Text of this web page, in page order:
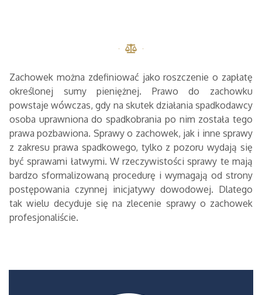
Zachowek można zdefiniować jako roszczenie o zapłatę
określonej sumy pieniężnej. Prawo do zachowku
powstaje wówczas, gdy na skutek działania spadkodawcy
osoba uprawniona do spadkobrania po nim została tego
prawa pozbawiona. Sprawy o zachowek, jak i inne sprawy
z zakresu prawa spadkowego, tylko z pozoru wydają się
być sprawami łatwymi. W rzeczywistości sprawy te mają
bardzo sformalizowaną procedurę i wymagają od strony
postępowania czynnej inicjatywy dowodowej. Dlatego
tak wielu decyduje się na zlecenie sprawy o zachowek
profesjonaliście.